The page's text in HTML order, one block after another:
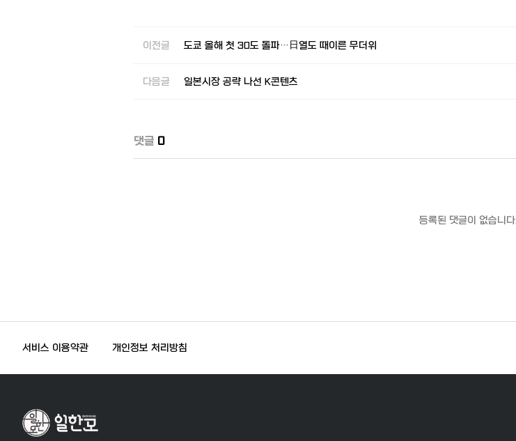
이전글 도쿄 올해 첫 30도 돌파…日열도 때이른 무더위
다음글 일본시장 공략 나선 K콘텐츠
댓글 0
등록된 댓글이 없습니다.
서비스 이용약관 개인정보 처리방침